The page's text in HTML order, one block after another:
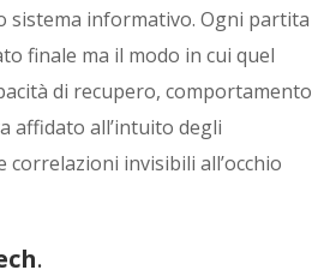
sistema informativo. Ogni partita
finale ma il modo in cui quel
di recupero, comportamento
affidato all’intuito degli
invisibili all’occhio
.